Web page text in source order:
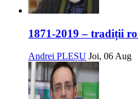
1871-2019 – tradiții
Andrei PLEȘU Joi, 06 Aug